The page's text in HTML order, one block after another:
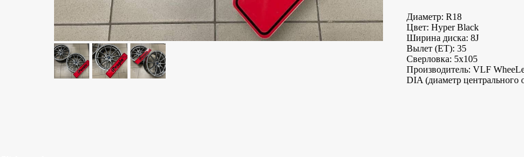
Диаметр: R18
Цвет: Hyper Black
Ширина диска: 8J
Вылет (ET): 35
Сверловка: 5х105
Производитель: VLF
DIA (диаметр центрального